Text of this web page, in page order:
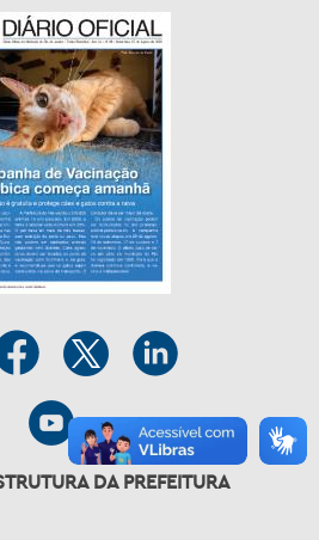
DA PREFEITURA